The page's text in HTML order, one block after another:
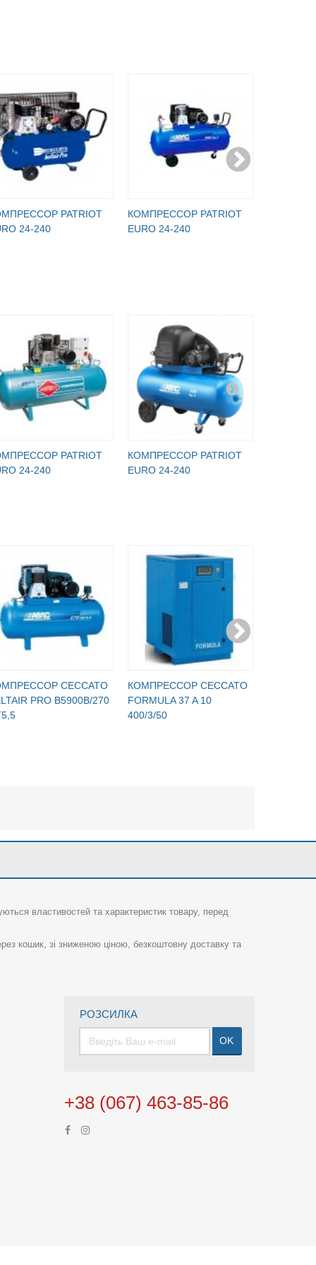
PATRIOT
24-240
КОМПРЕССОР PATRIOT
EURO 24-240
PATRIOT
24-240
КОМПРЕССОР PATRIOT
EURO 24-240
CECCATO
PRO B5900B/270
КОМПРЕССОР CECCATO
FORMULA 37 A 10
400/3/50
властивостей та характеристик товару, перед
кошик, зі зниженою ціною, безкоштовну доставку та
РОЗСИЛКА
OK
+38 (067) 463-85-86